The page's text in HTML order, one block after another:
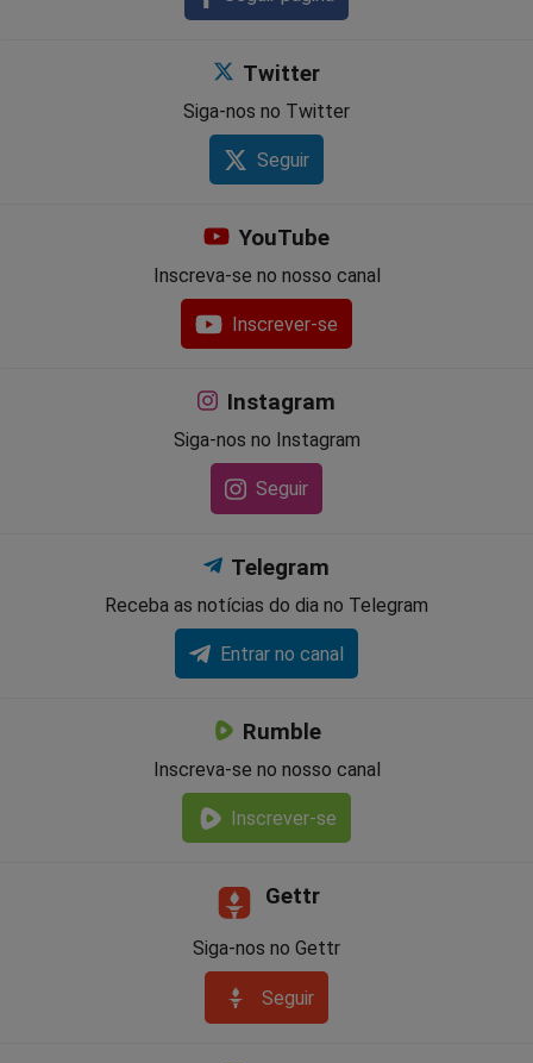
Twitter
Siga-nos no Twitter
Seguir
YouTube
Inscreva-se no nosso canal
Inscrever-se
Instagram
Siga-nos no Instagram
Seguir
Telegram
Receba as notícias do dia no Telegram
Entrar no canal
Rumble
Inscreva-se no nosso canal
Inscrever-se
Gettr
Siga-nos no Gettr
Seguir